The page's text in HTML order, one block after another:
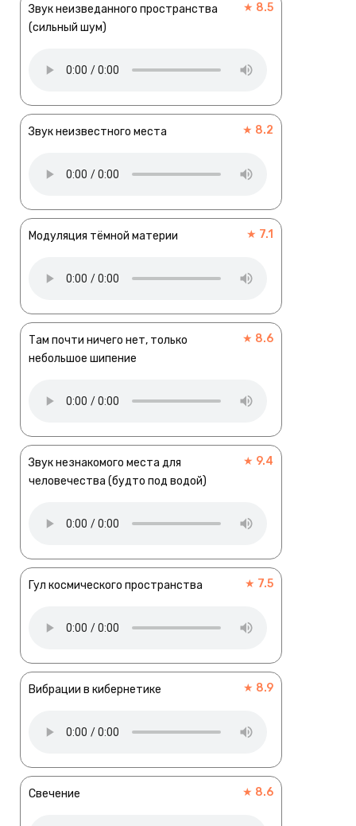
Звук неизведанного пространства
(сильный шум)
★ 8.5
Звук неизвестного места ★ 8.2
Модуляция тёмной материи ★ 7.1
Там почти ничего нет, только
небольшое шипение
★ 8.6
Звук незнакомого места для
человечества (будто под водой)
★ 9.4
Гул космического пространства ★ 7.5
Вибрации в кибернетике ★ 8.9
Свечение ★ 8.6